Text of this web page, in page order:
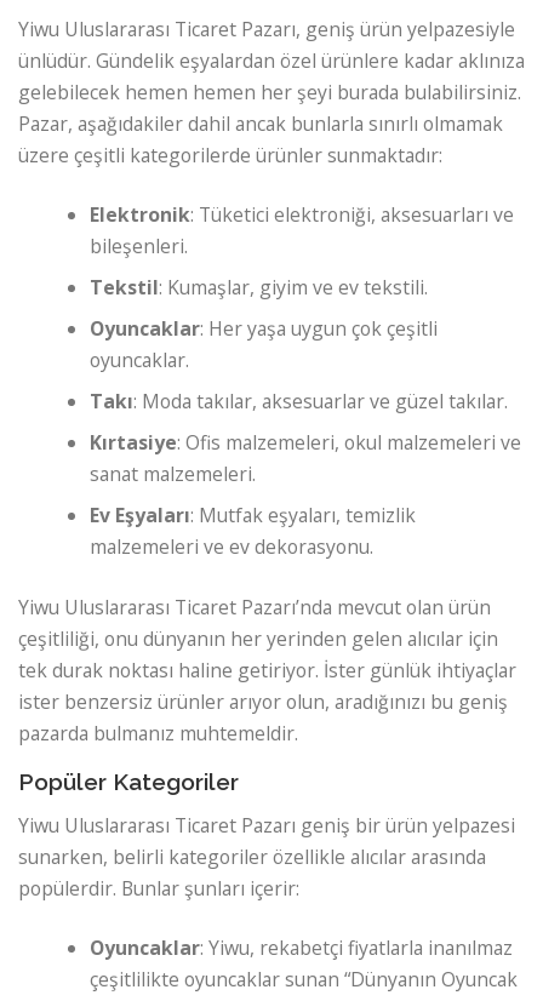
Yiwu Uluslararası Ticaret Pazarı, geniş ürün yelpazesiyle
ünlüdür. Gündelik eşyalardan özel ürünlere kadar aklınıza
gelebilecek hemen hemen her şeyi burada bulabilirsiniz.
Pazar, aşağıdakiler dahil ancak bunlarla sınırlı olmamak
üzere çeşitli kategorilerde ürünler sunmaktadır:
Elektronik: Tüketici elektroniği, aksesuarları ve
bileşenleri.
Tekstil: Kumaşlar, giyim ve ev tekstili.
Oyuncaklar: Her yaşa uygun çok çeşitli
oyuncaklar.
Takı: Moda takılar, aksesuarlar ve güzel takılar.
Kırtasiye: Ofis malzemeleri, okul malzemeleri ve
sanat malzemeleri.
Ev Eşyaları: Mutfak eşyaları, temizlik
malzemeleri ve ev dekorasyonu.
Yiwu Uluslararası Ticaret Pazarı’nda mevcut olan ürün
çeşitliliği, onu dünyanın her yerinden gelen alıcılar için
tek durak noktası haline getiriyor. İster günlük ihtiyaçlar
ister benzersiz ürünler arıyor olun, aradığınızı bu geniş
pazarda bulmanız muhtemeldir.
Popüler Kategoriler
Yiwu Uluslararası Ticaret Pazarı geniş bir ürün yelpazesi
sunarken, belirli kategoriler özellikle alıcılar arasında
popülerdir. Bunlar şunları içerir:
Oyuncaklar: Yiwu, rekabetçi fiyatlarla inanılmaz
çeşitlilikte oyuncaklar sunan “Dünyanın Oyuncak